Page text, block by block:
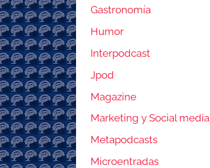
Gastronomía
Humor
Interpodcast
Jpod
Magazine
Marketing y Social media
Metapodcasts
Microentradas